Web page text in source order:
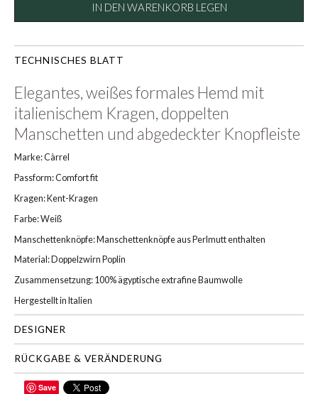
IN DEN WARENKORB LEGEN
TECHNISCHES BLATT
Elegantes, weißes formales Hemd mit
italienischem Kragen, doppelten
Manschetten und abgedeckter Knopfleiste
Marke: Càrrel
Passform: Comfort fit
Kragen: Kent-Kragen
Farbe: Weiß
Manschettenknöpfe: Manschettenknöpfe aus Perlmutt enthalten
Material: Doppelzwirn Poplin
Zusammensetzung: 100% ägyptische extrafine Baumwolle
Hergestellt in Italien
DESIGNER
RÜCKGABE & VERÄNDERUNG
TEILEN
Save